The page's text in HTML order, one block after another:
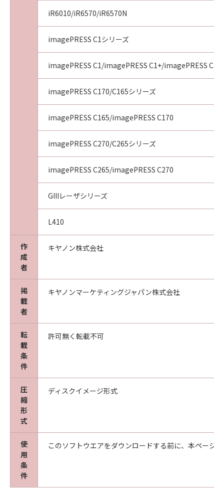
本契約を終了させることができます。
(3) キヤノンは、お客様が本契約のいずれかの条
項に違反した場合、直ちに本契約を終了させる
ことができます。
(4) お客様は、上記(3)による本契約の終了後直
ちに、「許諾ソフトウェア」を消去するものと
します。
(5) 第１条、第３条、第４条および第６条の規
定は、本契約の終了後も効力を有するものとし
８．分離可能性
(1) 本契約のいずれかの条項またはその一部が
の部分は効力を有するものとします。
(2) 本契約は日本国法に準拠するものとします。
(3) 本契約に関わる紛争は、東京地方裁判所を
管轄裁判所として解決するものとします。
９．U.S. GOVERNMENT RESTRICTED RIGHTS
NOTICE
The Software is a "commercial item," as that
term is defined in 48 C.F.R. 2.101 (Oct 1995),
consisting of "commercial computer
software" and "commercial computer
software documentation," as such terms are
used in 48 C.F.R. 12.212 (Sept 1995).
Consistent with 48 C.F.R. 12.212 and 48 C.F.R.
227.7202-1 through 227.7202-4 (June 1995),
all U.S. Government End Users acquire the
Software with only those rights set forth
herein. Manufacturer is Canon Inc./ 30-2,
Shimomaruko 3-chome, Ohta-ku, Tokyo 146-
8501, Japan.
本条において、"Software"という語は、本契約
における「許諾ソフトウェア」を意味するもの
とします。
以上
キヤノン株式会社
更新日：2024年4月1日
I010G026277
iR6010/iR6570/iR6570N
imagePRESS C1シリーズ
imagePRESS C1/imagePRESS C1+/imagePRESS
imagePRESS C170/C165シリーズ
imagePRESS C165/imagePRESS C170
imagePRESS C270/C265シリーズ
imagePRESS C265/imagePRESS C270
GIIIレーザシリーズ
L410
作
成
者
キヤノン株式会社
掲
載
者
キヤノンマーケティングジャパン株式会社
転
載
条
件
許可無く転載不可
圧
縮
形
式
ディスクイメージ形式
使
用
条
件
このソフトウエアをダウンロードする前に、本ページ